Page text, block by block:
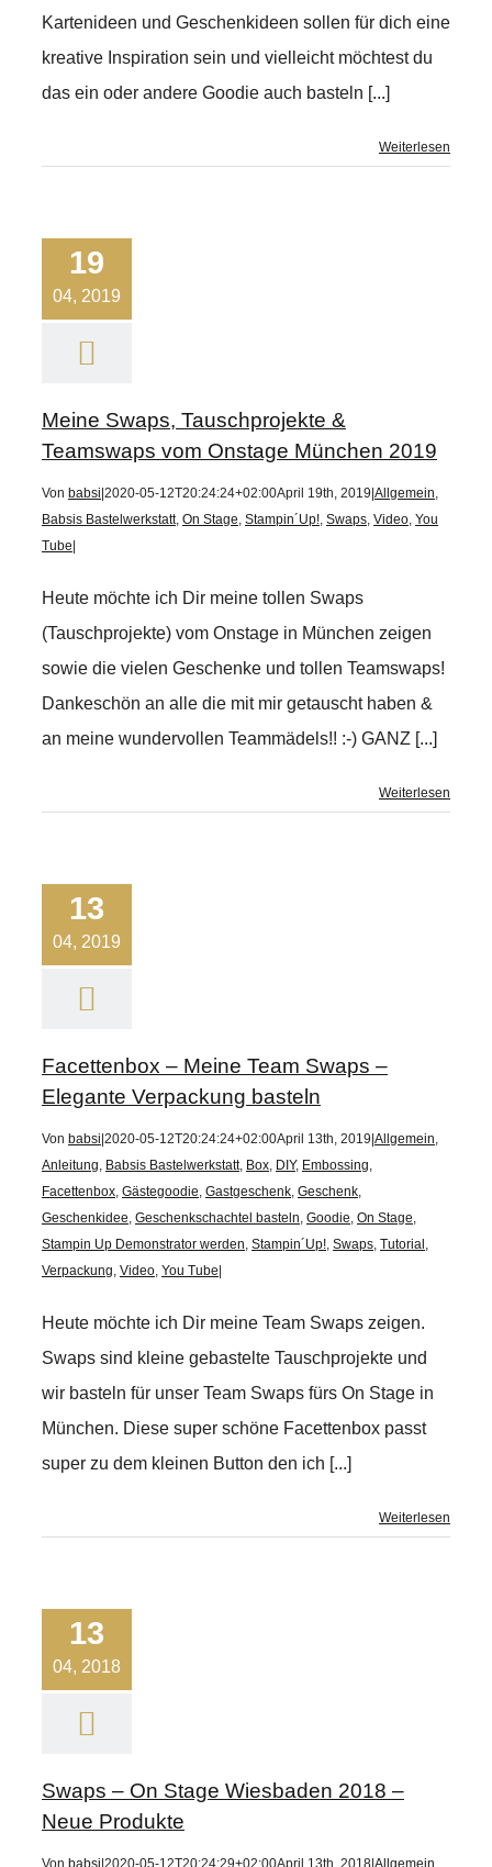
Kartenideen und Geschenkideen sollen für dich eine
kreative Inspiration sein und vielleicht möchtest du
das ein oder andere Goodie auch basteln [...]
Weiterlesen
19
04, 2019
Meine Swaps, Tauschprojekte &
Teamswaps vom Onstage München 2019
Von babsi 2020-05-12T20:24:24+02:00April 19th, 2019 Allgemein,
Babsis Bastelwerkstatt, On Stage, Stampin´Up!, Swaps, Video, You
Tube
Heute möchte ich Dir meine tollen Swaps
(Tauschprojekte) vom Onstage in München zeigen
sowie die vielen Geschenke und tollen Teamswaps!
Dankeschön an alle die mit mir getauscht haben &
an meine wundervollen Teammädels!! :-) GANZ [...]
Weiterlesen
13
04, 2019
Facettenbox – Meine Team Swaps –
Elegante Verpackung basteln
Von babsi 2020-05-12T20:24:24+02:00April 13th, 2019 Allgemein,
Anleitung, Babsis Bastelwerkstatt, Box, DIY, Embossing,
Facettenbox, Gästegoodie, Gastgeschenk, Geschenk,
Geschenkidee, Geschenkschachtel basteln, Goodie, On Stage,
Stampin Up Demonstrator werden, Stampin´Up!, Swaps, Tutorial ,
Verpackung, Video, You Tube
Heute möchte ich Dir meine Team Swaps zeigen.
Swaps sind kleine gebastelte Tauschprojekte und
wir basteln für unser Team Swaps fürs On Stage in
München. Diese super schöne Facettenbox passt
super zu dem kleinen Button den ich [...]
Weiterlesen
13
04, 2018
Swaps – On Stage Wiesbaden 2018 –
Neue Produkte
Von babsi 2020-05-12T20:24:29+02:00April 13th, 2018 Allgemein